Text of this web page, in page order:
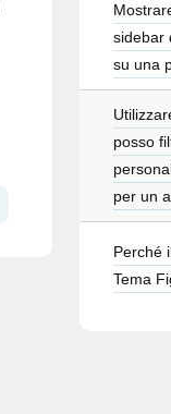
sidebar
su una
posso
per un
Perché
Tema